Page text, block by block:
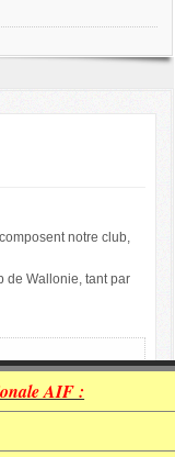
notre club,
de Wallonie, tant par
AIF :